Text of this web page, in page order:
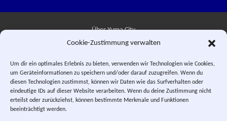
Cookie-Zustimmung verwalten
Um dir ein optimales Erlebnis zu bieten, verwenden wir Technologien wie Cookies,
um Geräteinformationen zu speichern und/oder darauf zuzugreifen. Wenn du
diesen Technologien zustimmst, können wir Daten wie das Surfverhalten oder
eindeutige IDs auf dieser Website verarbeiten. Wenn du deine Zustimmung nicht
erteilst oder zurückziehst, können bestimmte Merkmale und Funktionen
beeinträchtigt werden.
Über Yuma City
Datenschutzerklärung
Impressum